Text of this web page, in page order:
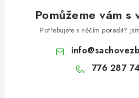
Pomůžeme vám s
Potřebujete s něčím poradit?
info@
776 287